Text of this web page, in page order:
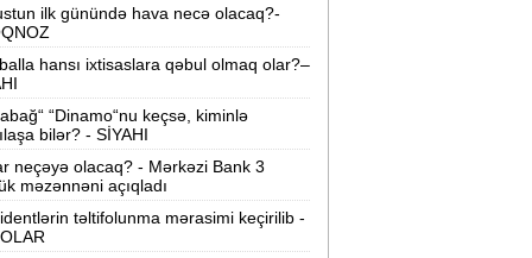
insan ac qala bilər
anbar tutumunun üçdə
itirib -
Breeze“də mənzil qiymətləri necə
-Qiymətlər
ticarət mərkəzində FACİƏ:liftin
düşüb öldü
ilk günündə hava necə olacaq?-
hansı ixtisaslara qəbul olmaq olar?–
“Dinamo“nu keçsə, kiminlə
bilər? - SİYAHI
neçəyə olacaq? - Mərkəzi Bank 3
məzənnəni açıqladı
təltifolunma mərasimi keçirilib -